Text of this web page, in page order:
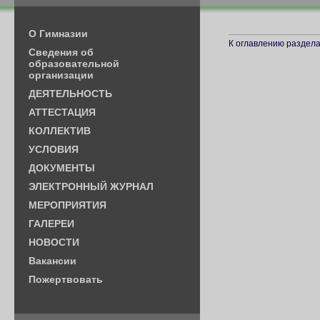
О Гимназии
Cведения об
образовательной
организации
ДЕЯТЕЛЬНОСТЬ
АТТЕСТАЦИЯ
КОЛЛЕКТИВ
УСЛОВИЯ
ДОКУМЕНТЫ
ЭЛЕКТРОННЫЙ ЖУРНАЛ
МЕРОПРИЯТИЯ
ГАЛЕРЕИ
НОВОСТИ
Вакансии
Пожертвовать
К оглавлению